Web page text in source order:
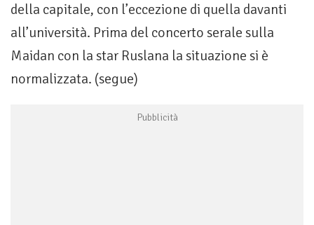
della capitale, con l’eccezione di quella davanti
all’università. Prima del concerto serale sulla
Maidan con la star Ruslana la situazione si è
normalizzata. (segue)